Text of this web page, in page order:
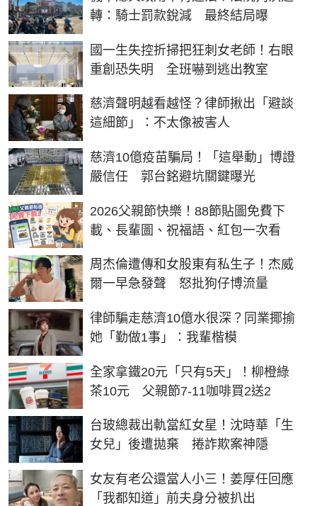
轉：騎士罰款銳減 最終結局曝
國一生失控折掃把狂刺女老師！右眼
重創恐失明 全班嚇到逃出教室
慈濟聲明越看越怪？律師揪出「避談
這細節」：不太像被害人
慈濟10億疫苗騙局！「這舉動」博證
嚴信任 郭台銘避坑關鍵曝光
2026父親節快樂！88節貼圖免費下
載、長輩圖、祝福語、紅包一次看
周杰倫遭傳和女股東有私生子！杰威
爾一早急發聲 怒批狗仔博流量
律師騙走慈濟10億水很深？同業揶揄
她「勤做1事」：我輩楷模
全家拿鐵20元「只有5天」！柳橙綠
茶10元 父親節7-11咖啡買2送2
台玻總裁出軌當紅女星！沈時華「生
女兒」後遭拋棄 捲詐欺案神隱
女友有老公還當人小三！姜厚任回應
「我都知道」前夫身分被扒出